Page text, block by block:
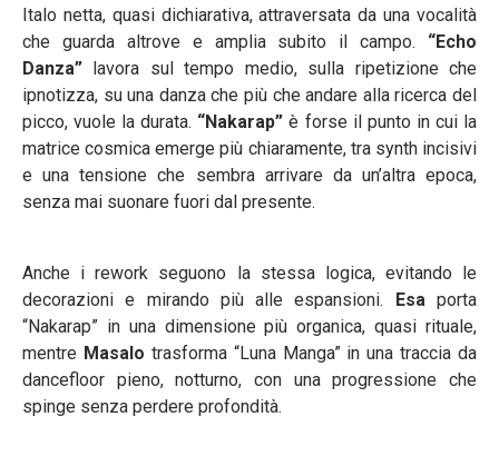
Italo netta, quasi dichiarativa, attraversata da una vocalità
che guarda altrove e amplia subito il campo. “Echo
Danza” lavora sul tempo medio, sulla ripetizione che
ipnotizza, su una danza che più che andare alla ricerca del
picco, vuole la durata. “Nakarap” è forse il punto in cui la
matrice cosmica emerge più chiaramente, tra synth incisivi
e una tensione che sembra arrivare da un’altra epoca,
senza mai suonare fuori dal presente.
Anche i rework seguono la stessa logica, evitando le
decorazioni e mirando più alle espansioni. Esaporta
“Nakarap” in una dimensione più organica, quasi rituale,
mentre Masalo trasforma “Luna Manga” in una traccia da
dancefloor pieno, notturno, con una progressione che
spinge senza perdere profondità.